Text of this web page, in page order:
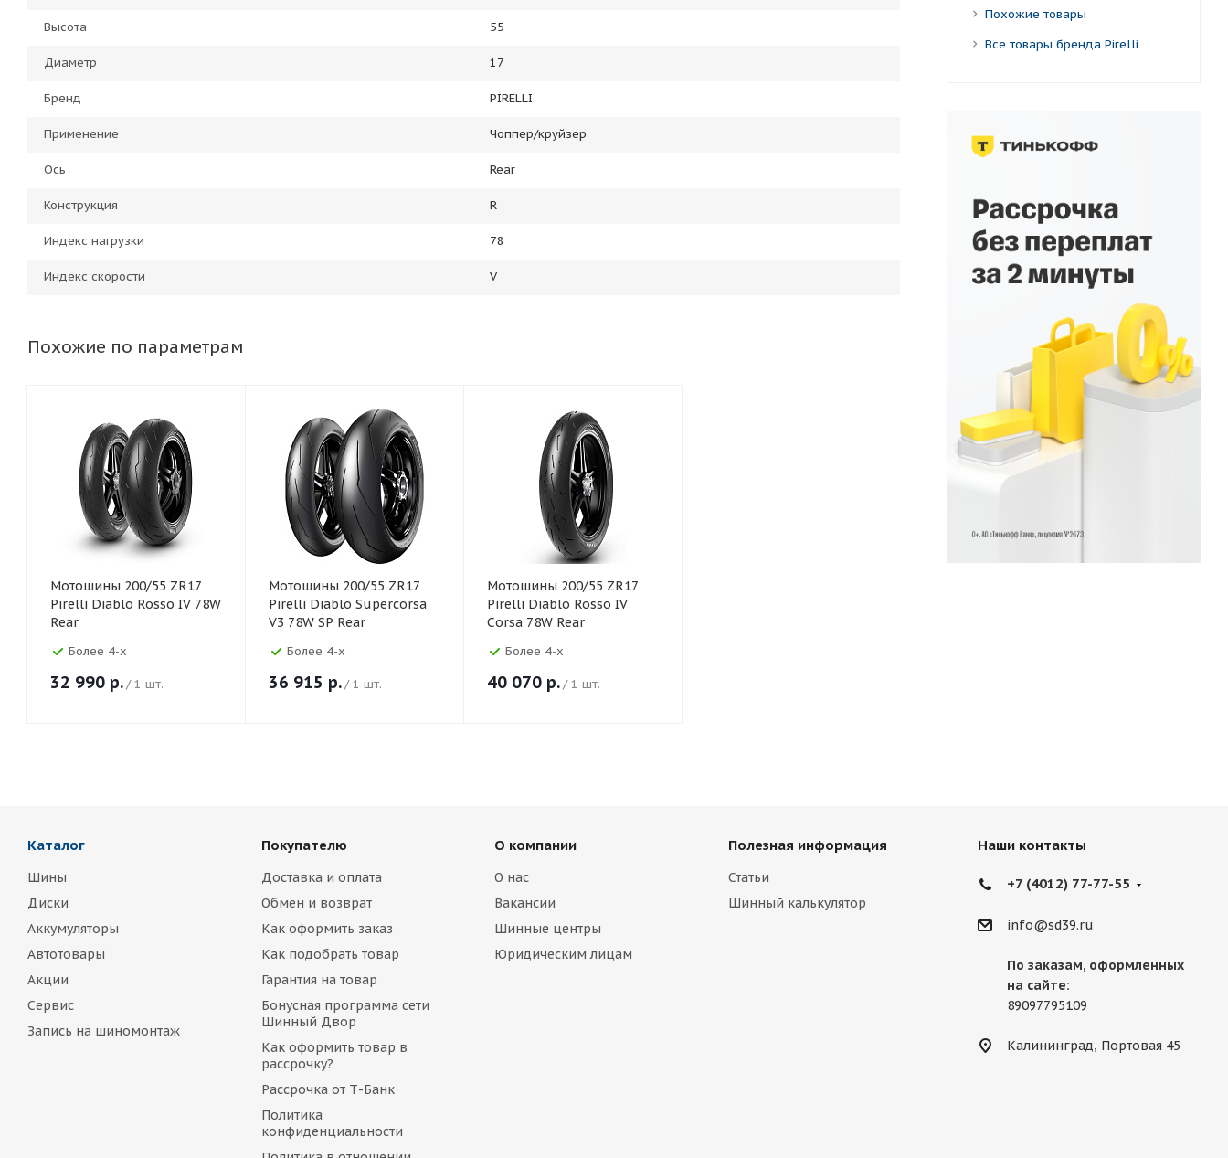
Высота 55
Диаметр 17
Бренд PIRELLI
Применение Чоппер/круйзер
Ось Rear
Конструкция R
Индекс нагрузки 78
Индекс скорости V
Похожие по параметрам
Мотошины 200/55 ZR17
Pirelli Diablo Rosso IV 78W
Rear
Более 4-х
32 990 р./ 1 шт.
Мотошины 200/55 ZR17
Pirelli Diablo Supercorsa
V3 78W SP Rear
Более 4-х
36 915 р./ 1 шт.
Мотошины 200/55 ZR17
Pirelli Diablo Rosso IV
Corsa 78W Rear
Более 4-х
40 070 р./ 1 шт.
Похожие товары
Все товары бренда Pirelli
Каталог
Шины
Диски
Аккумуляторы
Автотовары
Акции
Сервис
Запись на шиномонтаж
Покупателю
Доставка и оплата
Обмен и возврат
Как оформить заказ
Как подобрать товар
Гарантия на товар
Бонусная программа сети
Шинный Двор
Как оформить товар в
рассрочку?
Рассрочка от Т-Банк
Политика
конфиденциальности
О компании
О нас
Вакансии
Шинные центры
Юридическим лицам
Полезная информация
Статьи
Шинный калькулятор
Наши контакты
+7 (4012) 77-77-55
info@sd39.ru
По заказам, оформленных
на сайте:
89097795109
Калининград, Портовая 45